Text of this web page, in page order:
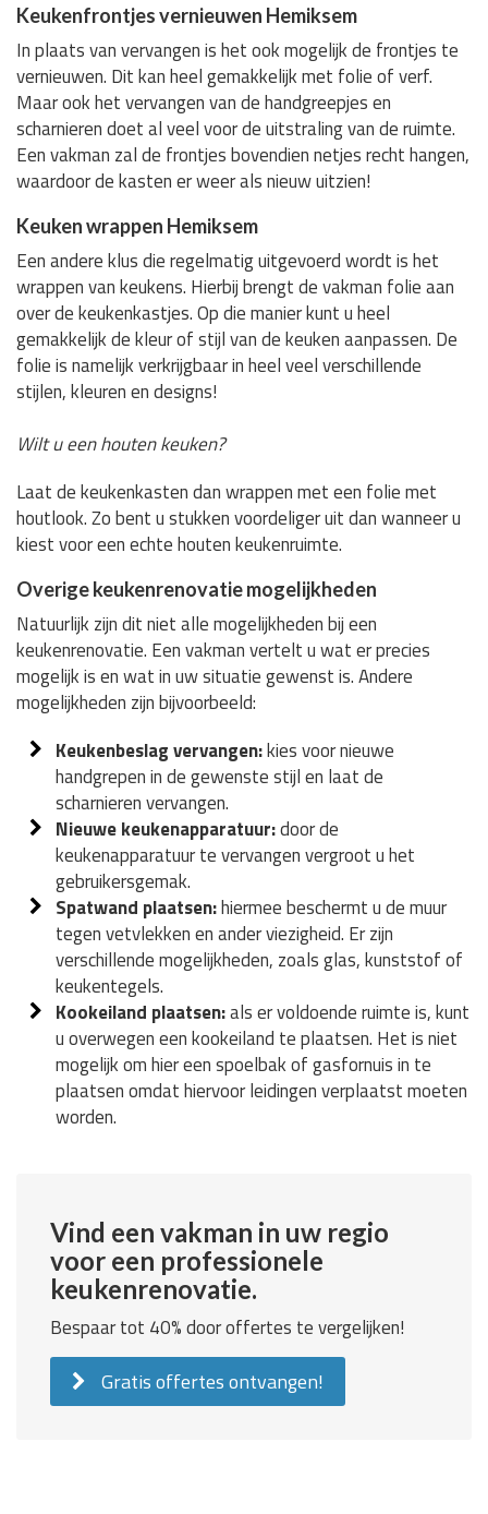
Keukenfrontjes vernieuwen Hemiksem
In plaats van vervangen is het ook mogelijk de frontjes te
vernieuwen. Dit kan heel gemakkelijk met folie of verf.
Maar ook het vervangen van de handgreepjes en
scharnieren doet al veel voor de uitstraling van de ruimte.
Een vakman zal de frontjes bovendien netjes recht hangen,
waardoor de kasten er weer als nieuw uitzien!
Keuken wrappen Hemiksem
Een andere klus die regelmatig uitgevoerd wordt is het
wrappen van keukens. Hierbij brengt de vakman folie aan
over de keukenkastjes. Op die manier kunt u heel
gemakkelijk de kleur of stijl van de keuken aanpassen. De
folie is namelijk verkrijgbaar in heel veel verschillende
stijlen, kleuren en designs!
Wilt u een houten keuken?
Laat de keukenkasten dan wrappen met een folie met
houtlook. Zo bent u stukken voordeliger uit dan wanneer u
kiest voor een echte houten keukenruimte.
Overige keukenrenovatie mogelijkheden
Natuurlijk zijn dit niet alle mogelijkheden bij een
keukenrenovatie. Een vakman vertelt u wat er precies
mogelijk is en wat in uw situatie gewenst is. Andere
mogelijkheden zijn bijvoorbeeld:
Keukenbeslag vervangen:kies voor nieuwe
handgrepen in de gewenste stijl en laat de
scharnieren vervangen.
Nieuwe keukenapparatuur:door de
keukenapparatuur te vervangen vergroot u het
gebruikersgemak.
Spatwand plaatsen:hiermee beschermt u de muur
tegen vetvlekken en ander viezigheid. Er zijn
verschillende mogelijkheden, zoals glas, kunststof of
keukentegels.
Kookeiland plaatsen:als er voldoende ruimte is, kunt
u overwegen een kookeiland te plaatsen. Het is niet
mogelijk om hier een spoelbak of gasfornuis in te
plaatsen omdat hiervoor leidingen verplaatst moeten
worden.
Vind een vakman in uw regio
voor een professionele
keukenrenovatie.
Bespaar tot 40% door offertes te vergelijken!
Gratis offertes ontvangen!